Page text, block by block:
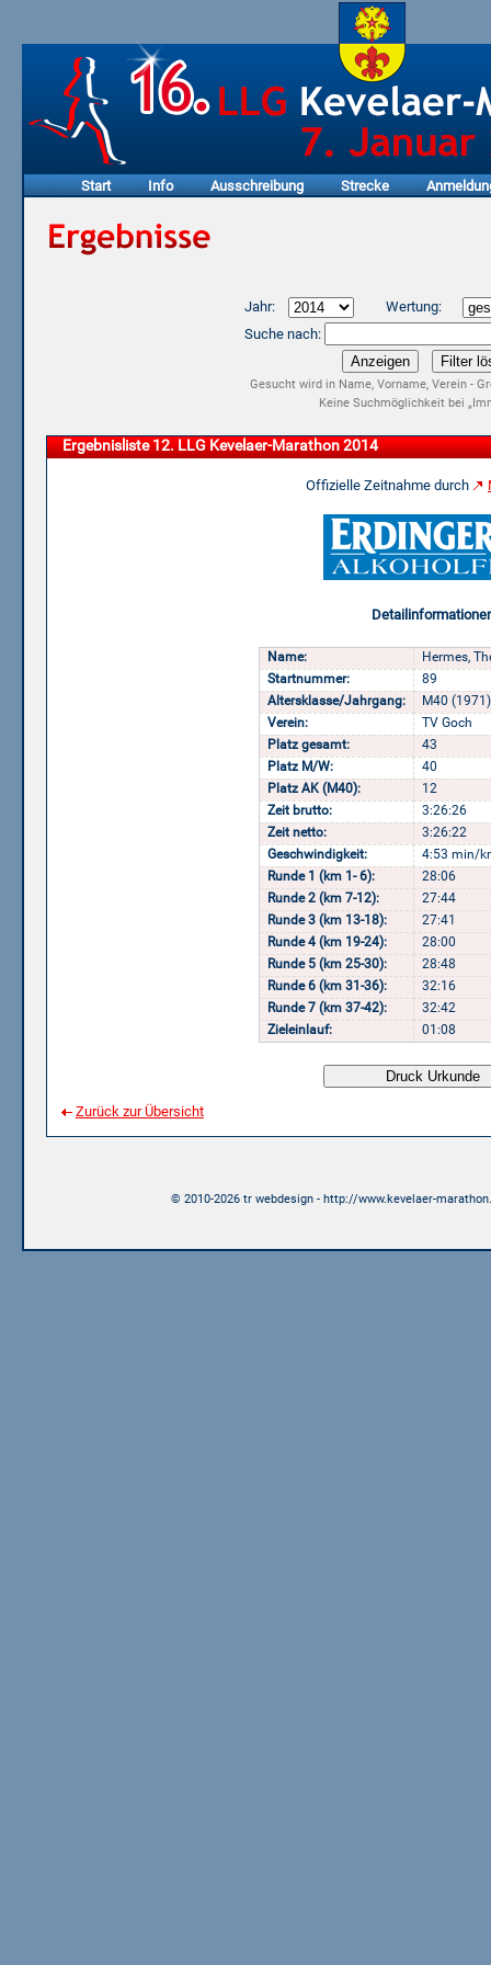
Start Info Ausschreibung Strecke
Jahr:
Wertung:
Suche nach:
Gesucht wird in Name, Vorname, Verein -
Keine Suchmöglichkeit bei
Ergebnisliste 12. LLG Kevelaer-Marathon 2014
Offizielle Zeitnahme durch
Name:
Hermes,
Startnummer:
89
Altersklasse/Jahrgang:
M40 (1971)
Verein:
TV Goch
Platz gesamt:
43
Platz M/W:
40
Platz AK (M40):
12
Zeit brutto:
3:26:26
Zeit netto:
3:26:22
Geschwindigkeit:
4:53 min/
Runde 1 (km 1- 6):
28:06
Runde 2 (km 7-12):
27:44
Runde 3 (km 13-18):
27:41
Runde 4 (km 19-24):
28:00
Runde 5 (km 25-30):
28:48
Runde 6 (km 31-36):
32:16
Runde 7 (km 37-42):
32:42
Zieleinlauf:
01:08
Zurück zur Übersicht
© 2010-2026 tr webdesign - http://www.kevelaer-